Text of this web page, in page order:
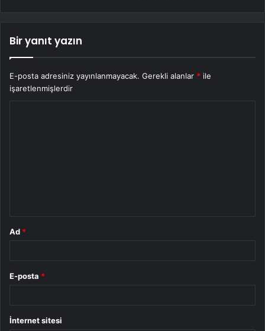
Bir yanıt yazın
E-posta adresiniz yayınlanmayacak. Gerekli alanlar * ile
işaretlenmişlerdir
Ad *
E-posta *
İnternet sitesi